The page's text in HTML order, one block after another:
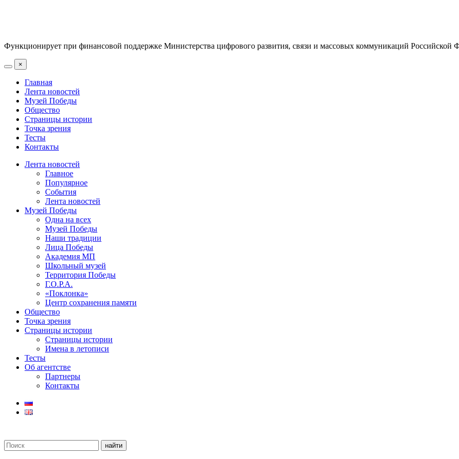
Функционирует при финансовой поддержке Министерства цифрового развития, связи и массовых коммуникаций Российской
×
Главная
Лента новостей
Музей Победы
Общество
Страницы истории
Точка зрения
Тесты
Контакты
Лента новостей
Главное
Популярное
События
Лента новостей
Музей Победы
Одна на всех
Музей Победы
Наши традиции
Лица Победы
Академия МП
Школьный музей
Территория Победы
Г.О.Р.А.
«Поклонка»
Центр сохранения памяти
Общество
Точка зрения
Страницы истории
Страницы истории
Имена в летописи
Тесты
Об агентстве
Партнеры
Контакты